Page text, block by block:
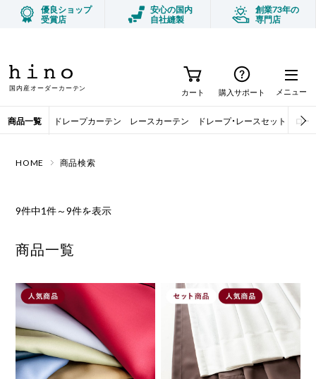
優良ショップ
受賞店
安心の国内
自社縫製
創業73年の
専門店
TOPICS 今月のオススメ商品 ハンギングバー
国内産オーダーカーテン カート 購入サポート
商品一覧 ドレープカーテン レースカーテン ドレープ・レースセット ロー
メニュー
HOME 商品検索
9件中1件～9件を表示
商品一覧